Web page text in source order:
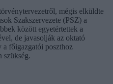
mégis elküldte
Szakszervezete (PSZ) a
között egyetértettek a
de javasolják az oktató
a főigazgatói poszthoz
szükség.